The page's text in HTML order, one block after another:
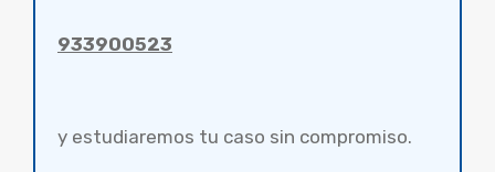
933900523
y estudiaremos tu caso sin compromiso.